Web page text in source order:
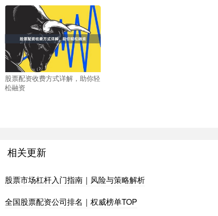
股票配资收费方式详解，助你轻
松融资
相关更新
股票市场杠杆入门指南｜风险与策略解析
全国股票配资公司排名｜权威榜单TOP